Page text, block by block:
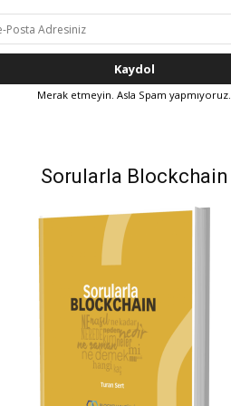
Merak etmeyin. Asla Spam yapmıyoruz.
Sorularla Blockchain